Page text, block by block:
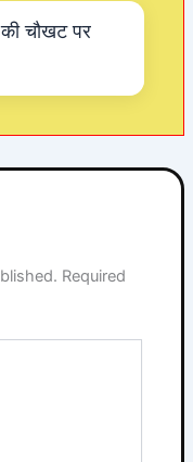
की चौखट पर
Required